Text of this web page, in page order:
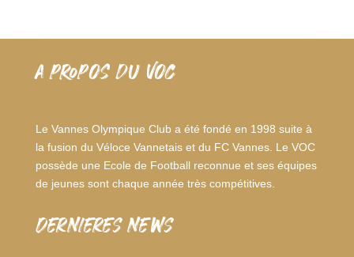
A PROPOS DU VOC
Le Vannes Olympique Club a été fondé en 1998 suite à
la fusion du Véloce Vannetais et du FC Vannes. Le VOC
possède une Ecole de Football reconnue et ses équipes
de jeunes sont chaque année très compétitives.
dernieres news